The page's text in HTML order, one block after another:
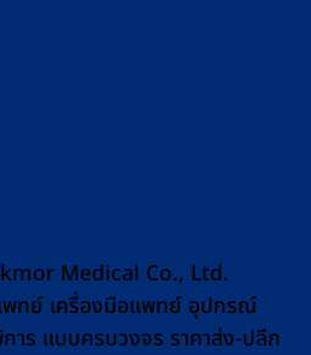
Medical Co., Ltd.
ทย์ เครื่องมือแพทย์ อุปกรณ์
ร แบบครบวงจร ราคาส่ง-ปลีก